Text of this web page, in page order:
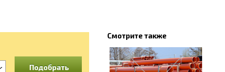
Подобрать
Смотрите также